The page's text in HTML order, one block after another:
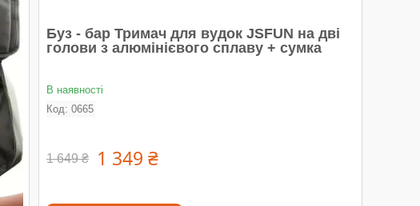
Буз - бар Тримач для вудок JSFUN на дві
голови з алюмінієвого сплаву + сумка
В наявності
Код: 0665
1 649 ₴ 1 349 ₴